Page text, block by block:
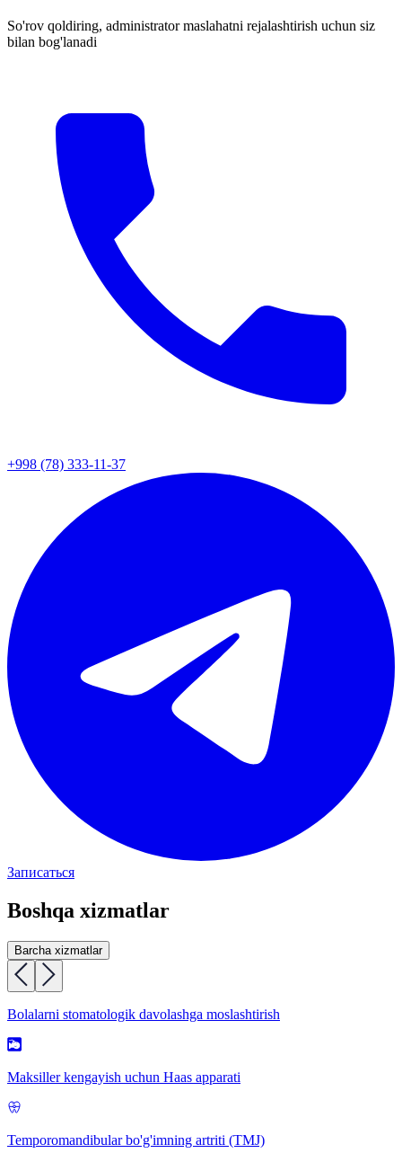
So'rov qoldiring, administrator maslahatni rejalashtirish uchun siz
bilan bog'lanadi
+998 (78) 333-11-37
Записаться
Boshqa xizmatlar
Barcha xizmatlar
Bolalarni stomatologik davolashga moslashtirish
Maksiller kengayish uchun Haas apparati
Temporomandibular bo'g'imning artriti (TMJ)